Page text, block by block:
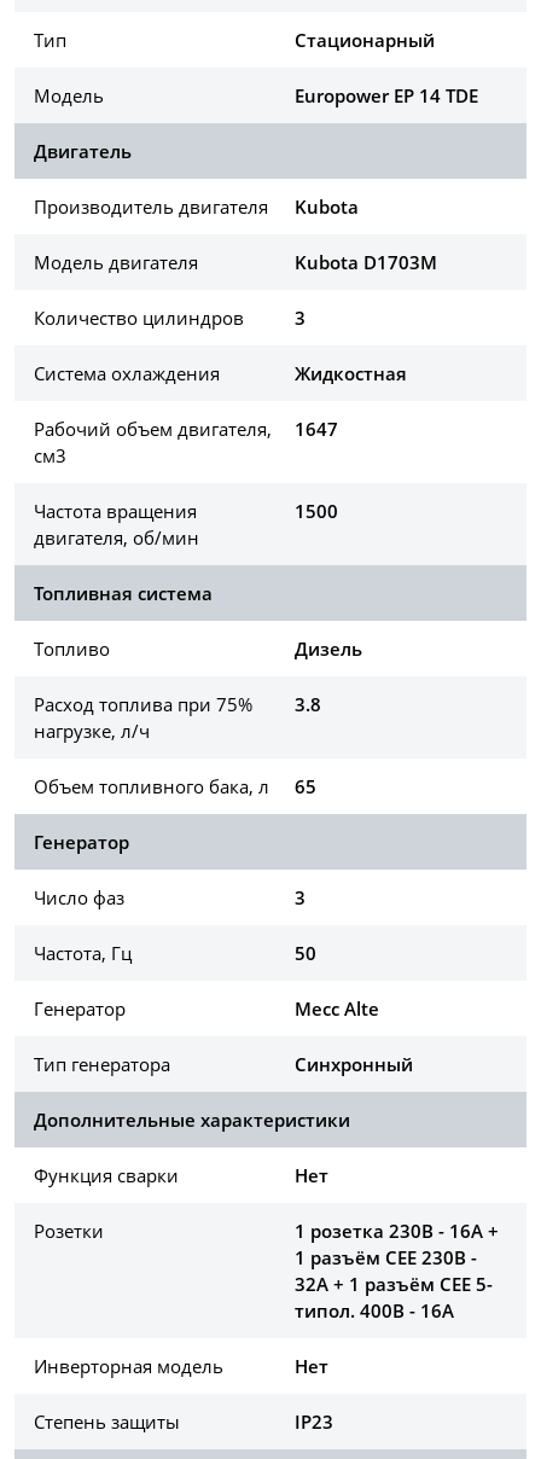
Тип Стационарный
Модель Europower EP 14 TDE
Двигатель
Производитель двигателя Kubota
Модель двигателя Kubota D1703M
Количество цилиндров 3
Система охлаждения Жидкостная
Рабочий объем двигателя,
см3
1647
Частота вращения
двигателя, об/мин
1500
Топливная система
Топливо Дизель
Расход топлива при 75%
нагрузке, л/ч
3.8
Объем топливного бака, л 65
Генератор
Число фаз 3
Частота, Гц 50
Генератор Mecc Alte
Тип генератора Синхронный
Дополнительные характеристики
Функция сварки Нет
Розетки
1 розетка 230В - 16A +
1 разъём СЕЕ 230В -
32A + 1 разъём СЕЕ 5-
типол. 400В - 16A
Инверторная модель Нет
Степень защиты IP23